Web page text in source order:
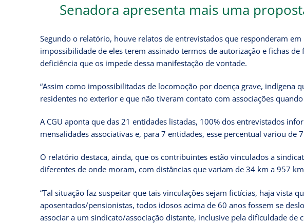
Senadora apresenta mais uma
Segundo o relatório, houve relatos de entrevistados que responderam
impossibilidade de eles terem assinado termos de autorização e fichas
deficiência que os impede dessa manifestação de vontade.
“Assim como impossibilitadas de locomoção por doença grave, indígena
residentes no exterior e que não tiveram contato com associações
A CGU aponta que das 21 entidades listadas, 100% dos entrevistados
mensalidades associativas e, para 7 entidades, esse percentual variou de
O relatório destaca, ainda, que os contribuintes estão vinculados a
diferentes de onde moram, com distâncias que variam de 34 km a 957
“Tal situação faz suspeitar que tais vinculações sejam fictícias, haja vista
aposentados/pensionistas, todos idosos acima de 60 anos fossem se
associar a um sindicato/associação distante, inclusive pela dificuldade de